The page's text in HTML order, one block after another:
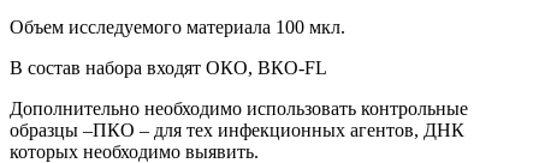
Объем исследуемого материала 100 мкл.
В состав набора входят ОКО, ВКО-FL
Дополнительно необходимо использовать контрольные
образцы –ПКО – для тех инфекционных агентов, ДНК
которых необходимо выявить.